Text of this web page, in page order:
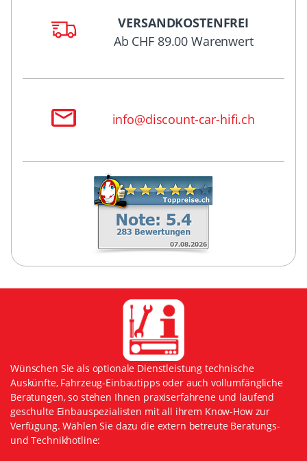
VERSANDKOSTENFREI
Ab CHF 89.00 Warenwert
info@discount-car-hifi.ch
Wünschen Sie als optionale Dienstleistung technische
Auskünfte, Fahrzeug-Einbautipps oder auch vollumfängliche
Beratungen, so stehen Ihnen praxiserfahrene und laufend
geschulte Einbauspezialisten mit all ihrem Know-How zur
Verfügung. Wählen Sie dazu die extern betreute Beratungs-
und Technikhotline: